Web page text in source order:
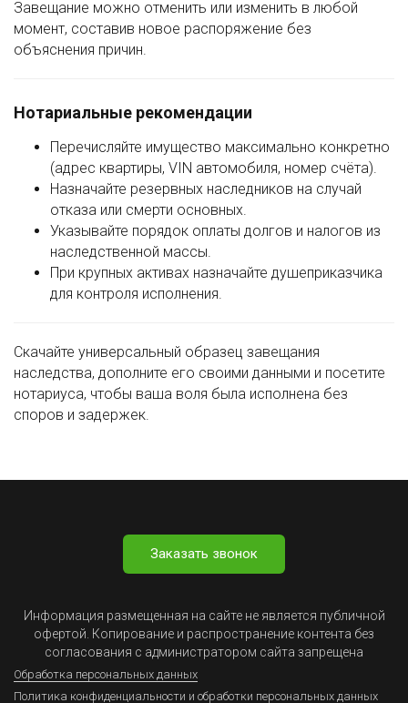
Завещание можно отменить или изменить в любой
момент, составив новое распоряжение без
объяснения причин.
Нотариальные рекомендации
Перечисляйте имущество максимально конкретно
(адрес квартиры, VIN автомобиля, номер счёта).
Назначайте резервных наследников на случай
отказа или смерти основных.
Указывайте порядок оплаты долгов и налогов из
наследственной массы.
При крупных активах назначайте душеприказчика
для контроля исполнения.
Скачайте универсальный образец завещания
наследства, дополните его своими данными и посетите
нотариуса, чтобы ваша воля была исполнена без
споров и задержек.
Заказать звонок
Информация размещенная на сайте не является публичной
офертой. Копирование и распространение контента без
согласования с администратором сайта запрещена
Обработка персональных данных
Политика конфиденциальности и обработки персональных данных